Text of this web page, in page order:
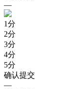
—
1分
2分
3分
4分
5分
确认提交
—